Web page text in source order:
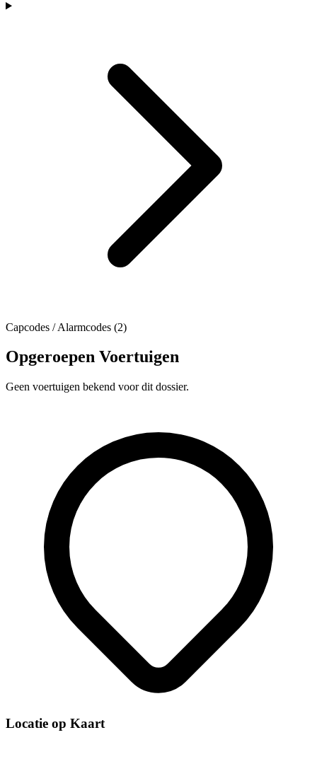
Capcodes / Alarmcodes (2)
Opgeroepen Voertuigen
Geen voertuigen bekend voor dit dossier.
Locatie op Kaart